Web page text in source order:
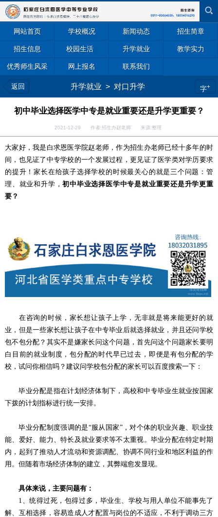
网站首页 学校概况 新闻动态 招生简章
招生信息 校园生活 升学就业 教学实力
优秀师生风采 网上报名 联系我们
返回 升学就业 > 对口升学 字+
初中毕业选择医学中专是就业重要还是升学更重要？
2021-12-29 作者:招生办赵老师 来源:整理
大家好，我是白求恩医学院赵老师，作为招生办老师已经十多年的时
间，也见证了中专学校的一个发展过程，更见证了医学类对学历要求
的提升！家长在给孩子选择学校的时候最关心的就是三个问题：管
理、就业和升学，初中毕业选择医学中专是就业重要还是升学更重
要？
在咨询的时候，家长想让孩子上学，无非就是将来能更好的就
业，但是一些家长想让孩子在中专毕业后就选择就业，并且还问学校
包不包分配？其实不是嫌家长问这个问题，首先问这个问题家长要明
白目前的就业制度，包分配的时代早已过去，即便是有包分配的学
校，试问你相信吗？建议问学校包分配的家长可以百度搜索一下：
毕业分配是指在计划经济体制下，高校和中专毕业生就业按国家
下拨的计划指标进行统一安排。
毕业分配制度强调的是“服从国家”，对个体的职业兴趣、职业技
能、爱好、能力、特长及就业要求等不太重视。毕业分配在特定时期
内，起到了推动人才流动和资源调配、协调不同行业和地区利益的作
用。但随着市场经济体制的建立，其弊端愈发显现。
具体来说，主要问题有：
1、统得过死，包得过多，毕业生、学校与用人单位不能事先了
解、互相选择，容易造成人才配置与岗位的不适应，不利于调动三方